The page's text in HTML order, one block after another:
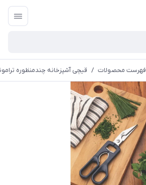
فهرست محصولات / قیچی آشپزخانه چندمنظوره ترامونتینا